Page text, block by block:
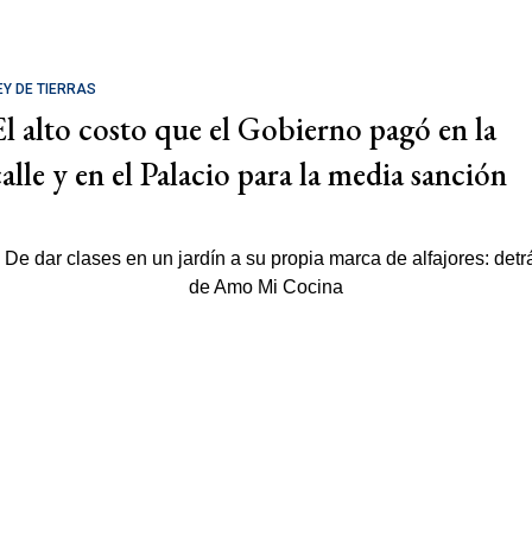
DE TIERRAS
alto costo que el Gobierno pagó en la
y en el Palacio para la media sanción